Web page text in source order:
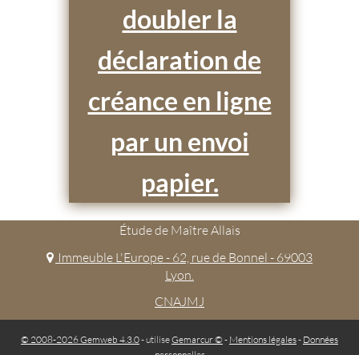
doubler la
déclaration de
créance en ligne
par un envoi
papier.
Étude de Maître Allais
Immeuble L'Europe - 62, rue de Bonnel - 69003
Lyon.
CNAJMJ
© 2008-2026 Gemweb 4.3.0- utiliseGemarcur © - Mentions légales- Données